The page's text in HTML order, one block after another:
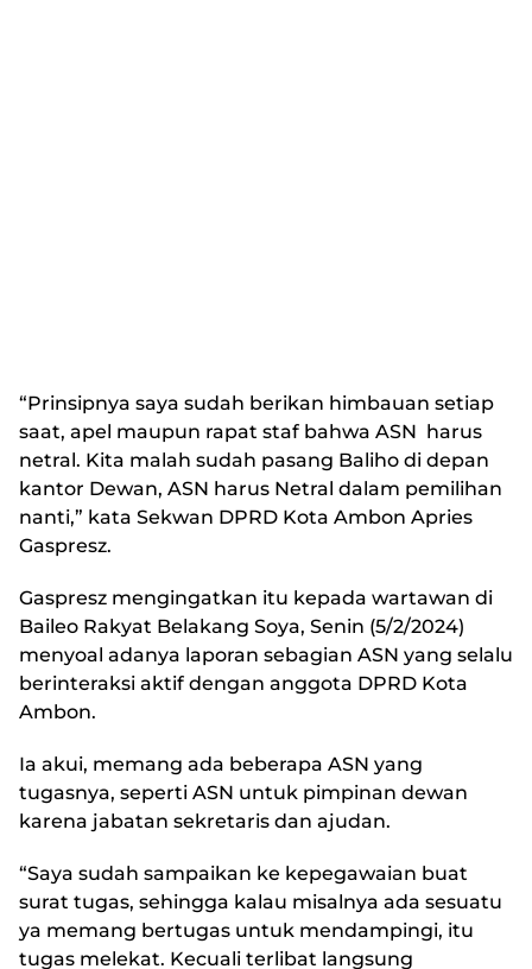
“Prinsipnya saya sudah berikan himbauan setiap
saat, apel maupun rapat staf bahwa ASN harus
netral. Kita malah sudah pasang Baliho di depan
kantor Dewan, ASN harus Netral dalam pemilihan
nanti,” kata Sekwan DPRD Kota Ambon Apries
Gaspresz.
Gaspresz mengingatkan itu kepada wartawan di
Baileo Rakyat Belakang Soya, Senin (5/2/2024)
menyoal adanya laporan sebagian ASN yang selalu
berinteraksi aktif dengan anggota DPRD Kota
Ambon.
Ia akui, memang ada beberapa ASN yang
tugasnya, seperti ASN untuk pimpinan dewan
karena jabatan sekretaris dan ajudan.
“Saya sudah sampaikan ke kepegawaian buat
surat tugas, sehingga kalau misalnya ada sesuatu
ya memang bertugas untuk mendampingi, itu
tugas melekat. Kecuali terlibat langsung